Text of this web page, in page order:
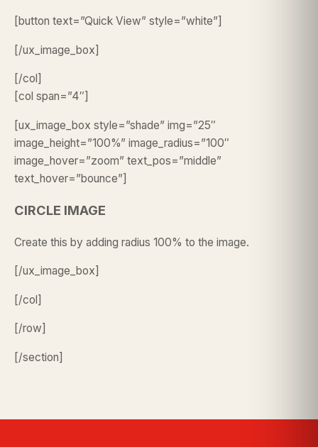
[button text=”Quick View” style=”white”]
[/ux_image_box]
[/col]
[col span=”4″]
[ux_image_box style=”shade” img=”25″
image_height=”100%” image_radius=”100″
image_hover=”zoom” text_pos=”middle”
text_hover=”bounce”]
CIRCLE IMAGE
Create this by adding radius 100% to the image.
[/ux_image_box]
[/col]
[/row]
[/section]